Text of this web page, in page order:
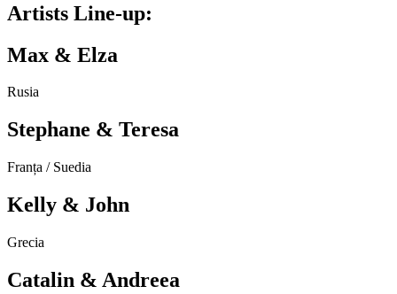
Artists Line-up:
Max & Elza
Rusia
Stephane & Teresa
Franța / Suedia
Kelly & John
Grecia
Catalin & Andreea